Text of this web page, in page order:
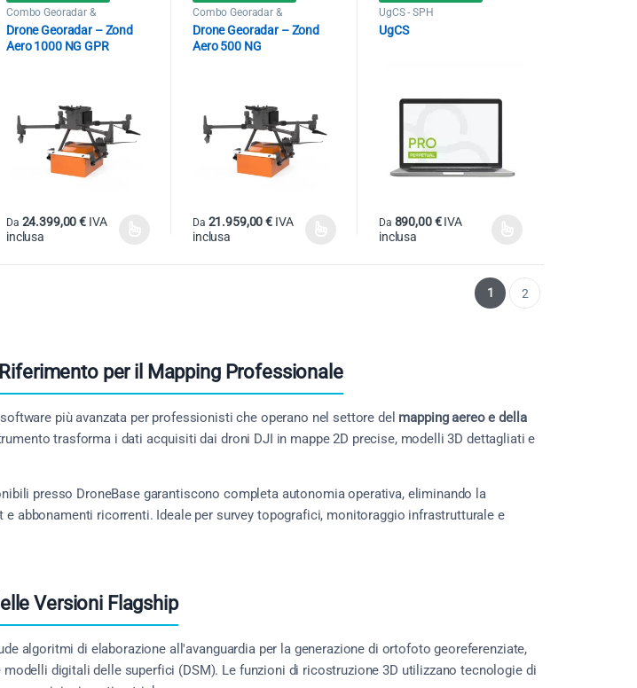
Combo Georadar &
Magnetometro
,Georadar
UgCS - SPH
Drone Georadar – Zond
Aero 1000 NG GPR
Da 24.399,00€ IVA
inclusa
Questo prodotto ha più varianti. Le opzioni possono essere scelte nella pagina del prodotto
Combo Georadar &
Magnetometro
,Georadar
UgCS - SPH
Drone Georadar – Zond
Aero 500 NG
Da 21.959,00€ IVA
inclusa
Questo prodotto ha più varianti. Le opzioni possono essere scelte nella pagina del
UgCS - SPH
UgCS
Da 890,00€ IVA
inclusa
Questo prodotto ha più varianti. Le opzioni
1 2
per il Mapping Professionale
più avanzata per professionisti che operano nel settore del mapping aereo e della
trasforma i dati acquisiti dai droni DJI in mappe 2D precise, modelli 3D dettagliati e
presso DroneBase garantiscono completa autonomia operativa, eliminando la
e abbonamenti ricorrenti. Ideale per survey topografici, monitoraggio infrastrutturale e
Versioni Flagship
algoritmi di elaborazione all'avanguardia per la generazione di ortofoto georeferenziate,
digitali delle superfici (DSM). Le funzioni di ricostruzione 3D utilizzano tecnologie di